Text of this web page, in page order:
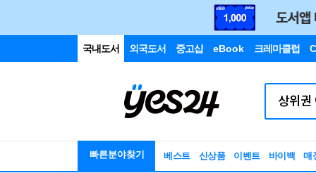
국내도서 외국도서 중고샵 eBook 크레마클럽
빠른분야찾기 베스트 신상품 이벤트 바이백 매